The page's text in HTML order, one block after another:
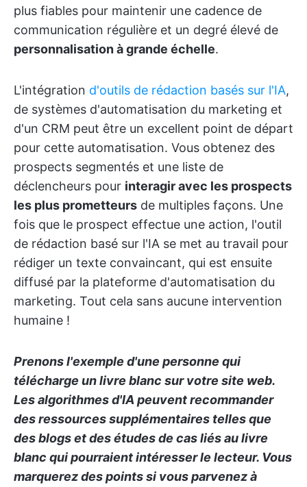
plus fiables pour maintenir une cadence de
communication régulière et un degré élevé de
personnalisation à grande échelle.
L'intégration d'outils de rédaction basés sur l'IA,
de systèmes d'automatisation du marketing et
d'un CRM peut être un excellent point de départ
pour cette automatisation. Vous obtenez des
prospects segmentés et une liste de
déclencheurs pour interagir avec les prospects
les plus prometteurs de multiples façons. Une
fois que le prospect effectue une action, l'outil
de rédaction basé sur l'IA se met au travail pour
rédiger un texte convaincant, qui est ensuite
diffusé par la plateforme d'automatisation du
marketing. Tout cela sans aucune intervention
humaine !
Prenons l'exemple d'une personne qui
télécharge un livre blanc sur votre site web.
Les algorithmes d'IA peuvent recommander
des ressources supplémentaires telles que
des blogs et des études de cas liés au livre
blanc qui pourraient intéresser le lecteur. Vous
marquerez des points si vous parvenez à